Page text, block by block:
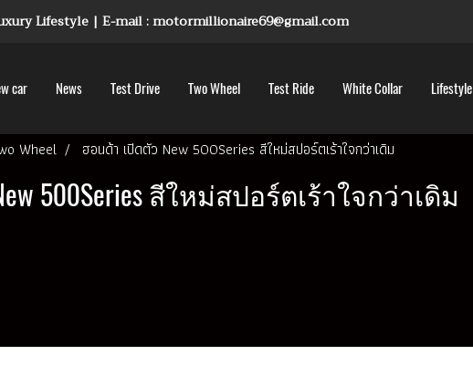
Lifestyle | E-mail : motormillionaire69@gmail.com
car News Test Drive Two Wheel Test Ride White Collar Lifestyle
Wheel ฮอนด้า เปิดตัว New 500Series สีใหม่สปอร์ตเร้าใจกว่าเดิม
500Series สีใหม่สปอร์ตเร้าใจกว่าเดิม